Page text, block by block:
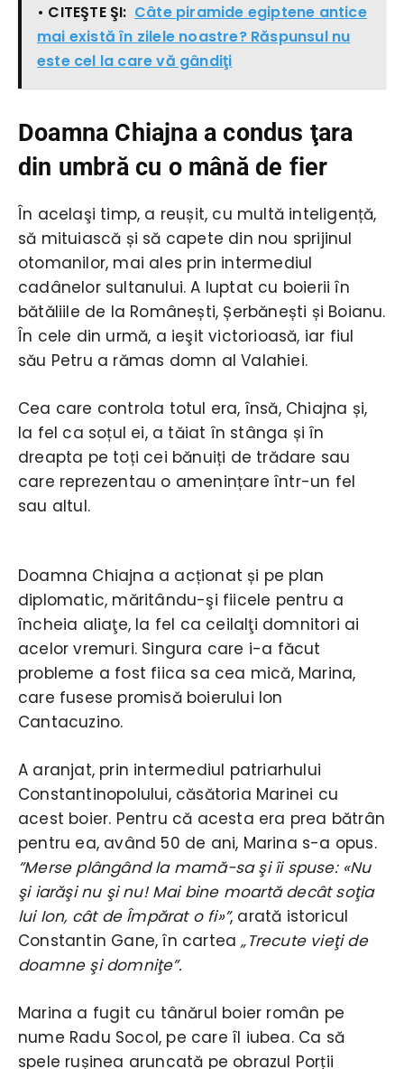
• CITEŞTE ŞI: Câte piramide egiptene antice
mai există în zilele noastre? Răspunsul nu
este cel la care vă gândiţi
Doamna Chiajna a condus ţara
din umbră cu o mână de fier
În acelaşi timp, a reușit, cu multă inteligență,
să mituiască și să capete din nou sprijinul
otomanilor, mai ales prin intermediul
cadânelor sultanului. A luptat cu boierii în
bătăliile de la Românești, Șerbănești și Boianu.
În cele din urmă, a ieşit victorioasă, iar fiul
său Petru a rămas domn al Valahiei.
Cea care controla totul era, însă, Chiajna și,
la fel ca soțul ei, a tăiat în stânga și în
dreapta pe toți cei bănuiți de trădare sau
care reprezentau o amenințare într-un fel
sau altul.
Doamna Chiajna a acționat și pe plan
diplomatic, măritându-şi fiicele pentru a
încheia aliaţe, la fel ca ceilalţi domnitori ai
acelor vremuri. Singura care i-a făcut
probleme a fost fiica sa cea mică, Marina,
care fusese promisă boierului Ion
Cantacuzino.
A aranjat, prin intermediul patriarhului
Constantinopolului, căsătoria Marinei cu
acest boier. Pentru că acesta era prea bătrân
pentru ea, având 50 de ani, Marina s-a opus.
”Merse plângând la mamă-sa şi îi spuse: «Nu
şi iarăşi nu şi nu! Mai bine moartă decât soţia
lui Ion, cât de Împărat o fi»”, arată istoricul
Constantin Gane, în cartea„Trecute vieţi de
doamne şi domniţe”.
Marina a fugit cu tânărul boier român pe
nume Radu Socol, pe care îl iubea. Ca să
spele rușinea aruncată pe obrazul Porții